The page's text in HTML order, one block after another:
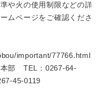
や火の使用制限などの詳
ムページをご確認くださ
important/77766.html
本部 TEL：0267-64-
45-0119